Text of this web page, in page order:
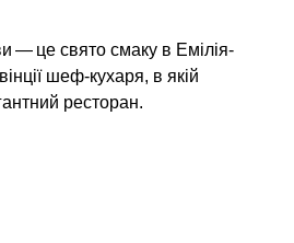
— це свято смаку в Емілія-
шеф-кухаря, в якій
ресторан.